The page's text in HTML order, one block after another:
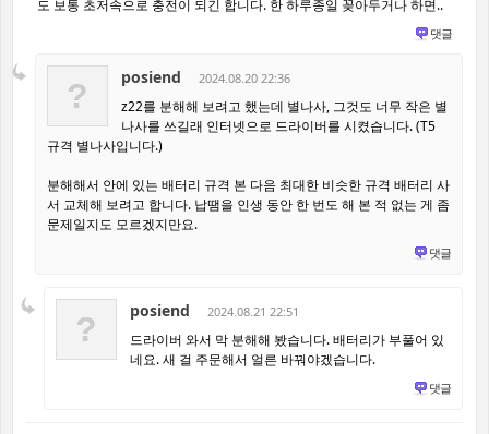
도 보통 초저속으로 충전이 되긴 합니다. 한 하루종일 꽂아두거나 하면..
댓글
? posiend 2024.08.20 22:36
z22를 분해해 보려고 했는데 별나사, 그것도 너무 작은 별
나사를 쓰길래 인터넷으로 드라이버를 시켰습니다. (T5
규격 별나사입니다.)
분해해서 안에 있는 배터리 규격 본 다음 최대한 비슷한 규격 배터리 사
서 교체해 보려고 합니다. 납땜을 인생 동안 한 번도 해 본 적 없는 게 좀
문제일지도 모르겠지만요.
댓글
? posiend 2024.08.21 22:51
드라이버 와서 막 분해해 봤습니다. 배터리가 부풀어 있
네요. 새 걸 주문해서 얼른 바꿔야겠습니다.
댓글